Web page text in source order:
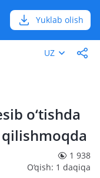
Yuklab olish
UZ
o‘tishda
qilishmoqda
1 938
O‘qish: 1 daqiqa